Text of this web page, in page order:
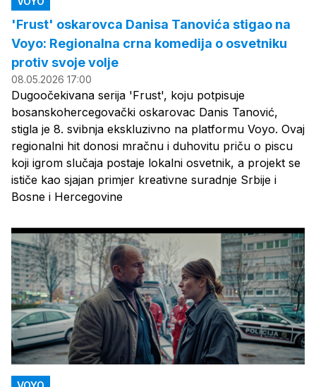
'Frust' oskarovca Danisa Tanovića stigao na
Voyo: Regionalna crna komedija o osvetniku
protiv svoje volje
08.05.2026 17:00
Dugoočekivana serija 'Frust', koju potpisuje
bosanskohercegovački oskarovac Danis Tanović,
stigla je 8. svibnja ekskluzivno na platformu Voyo. Ovaj
regionalni hit donosi mračnu i duhovitu priču o piscu
koji igrom slučaja postaje lokalni osvetnik, a projekt se
ističe kao sjajan primjer kreativne suradnje Srbije i
Bosne i Hercegovine